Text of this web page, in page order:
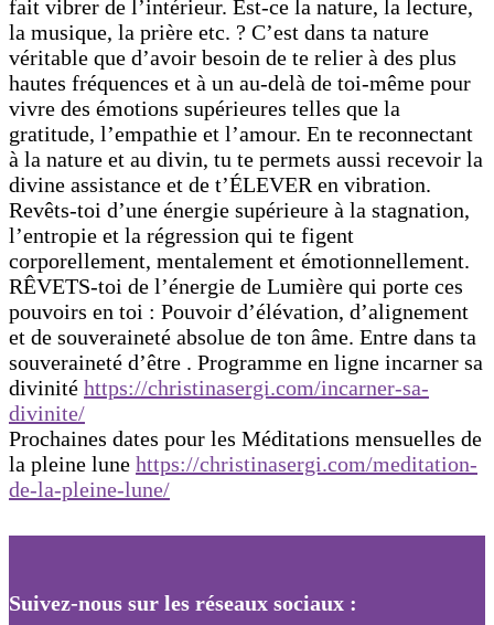
fait vibrer de l’intérieur. Est-ce la nature, la lecture,
la musique, la prière etc. ? C’est dans ta nature
véritable que d’avoir besoin de te relier à des plus
hautes fréquences et à un au-delà de toi-même pour
vivre des émotions supérieures telles que la
gratitude, l’empathie et l’amour. En te reconnectant
à la nature et au divin, tu te permets aussi recevoir la
divine assistance et de t’ÉLEVER en vibration.
Revêts-toi d’une énergie supérieure à la stagnation,
l’entropie et la régression qui te figent
corporellement, mentalement et émotionnellement.
RÊVETS-toi de l’énergie de Lumière qui porte ces
pouvoirs en toi : Pouvoir d’élévation, d’alignement
et de souveraineté absolue de ton âme. Entre dans ta
souveraineté d’être . Programme en ligne incarner sa
divinité https://christinasergi.com/incarner-sa-
divinite/
Prochaines dates pour les Méditations mensuelles de
la pleine lune https://christinasergi.com/meditation-
de-la-pleine-lune/
Suivez-nous sur les réseaux sociaux :